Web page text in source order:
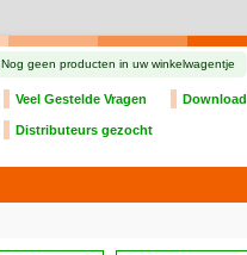
Nog geen producten in uw winkelwagentje
Veel Gestelde Vragen Download
Distributeurs gezocht